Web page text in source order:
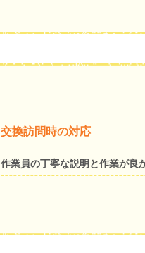
交換訪問時の対応
作業員の丁寧な説明と作業が良